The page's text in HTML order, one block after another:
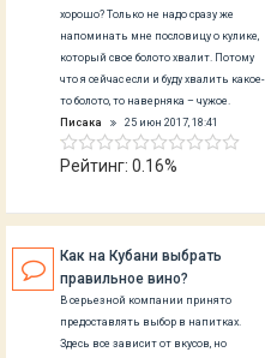
хорошо? Только не надо сразу же
напоминать мне пословицу о кулике,
который свое болото хвалит. Потому
что я сейчас если и буду хвалить какое-
то болото, то наверняка – чужое.
Писака
25 июн 2017, 18:41
Рейтинг: 0.16%
Как на Кубани выбрать
правильное вино?
В серьезной компании принято
предоставлять выбор в напитках.
Здесь все зависит от вкусов, но